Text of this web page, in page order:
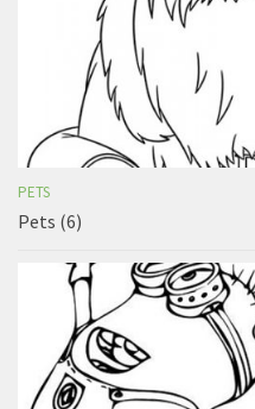
PETS
Pets (6)